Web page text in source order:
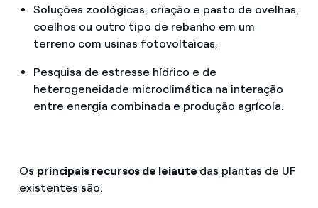
Soluções zoológicas, criação e pasto de ovelhas,
coelhos ou outro tipo de rebanho em um
terreno com usinas fotovoltaicas;
Pesquisa de estresse hídrico e de
heterogeneidade microclimática na interação
entre energia combinada e produção agrícola.
Os principais recursos de leiaute das plantas de UF
existentes são: